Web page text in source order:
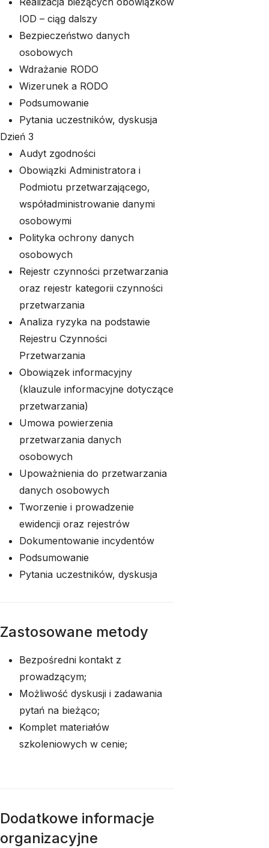
IOD – ciąg dalszy
Bezpieczeństwo danych
osobowych
Wdrażanie RODO
Wizerunek a RODO
Podsumowanie
Pytania uczestników, dyskusja
Dzień 3
Audyt zgodności
Obowiązki Administratora i
Podmiotu przetwarzającego,
współadministrowanie danymi
osobowymi
Polityka ochrony danych
osobowych
Rejestr czynności przetwarzania
oraz rejestr kategorii czynności
przetwarzania
Analiza ryzyka na podstawie
Rejestru Czynności
Przetwarzania
Obowiązek informacyjny
(klauzule informacyjne dotyczące
przetwarzania)
Umowa powierzenia
przetwarzania danych
osobowych
Upoważnienia do przetwarzania
danych osobowych
Tworzenie i prowadzenie
ewidencji oraz rejestrów
Dokumentowanie incydentów
Podsumowanie
Pytania uczestników, dyskusja
Zastosowane metody
Bezpośredni kontakt z
prowadzącym;
Możliwość dyskusji i zadawania
pytań na bieżąco;
Komplet materiałów
szkoleniowych w cenie;
Dodatkowe informacje
organizacyjne